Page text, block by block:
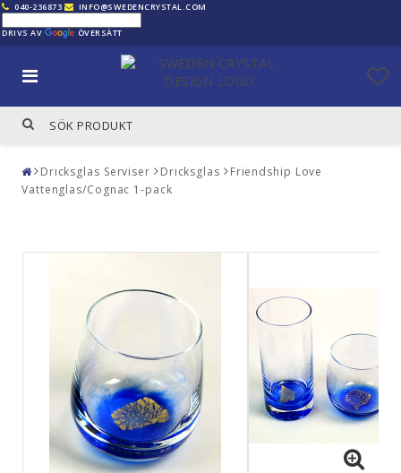
040-236873 INFO@SWEDENCRYSTAL.COM
DRIVS AV ÖVERSÄTT
Dricksglas Serviser Dricksglas
Friendship Love
Vattenglas/Cognac 1-pack